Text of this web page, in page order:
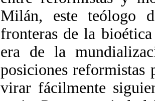
Milán, este teólogo
fronteras de la
era de la
posiciones reformistas
virar fácilmente